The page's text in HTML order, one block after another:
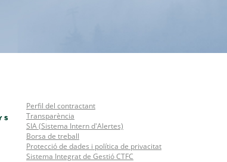
Perfil del contractant
Transparència
SIA (Sistema Intern d'Alertes)
Borsa de treball
Protecció de dades i política de privacitat
Sistema Integrat de Gestió CTFC